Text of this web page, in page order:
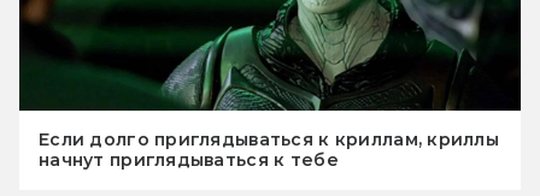
Если долго приглядываться к криллам, криллы
начнут приглядываться к тебе